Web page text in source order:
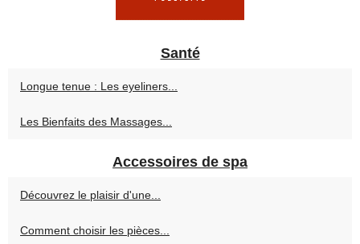
Santé
Longue tenue : Les eyeliners...
Les Bienfaits des Massages...
Accessoires de spa
Découvrez le plaisir d'une...
Comment choisir les pièces...